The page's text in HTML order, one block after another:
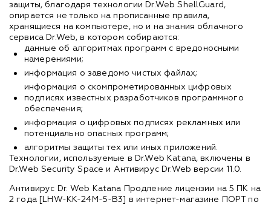
защиты, благодаря технологии Dr.Web ShellGuard,
опирается не только на прописанные правила,
хранящиеся на компьютере, но и на знания облачного
сервиса Dr.Web, в котором собираются:
данные об алгоритмах программ с вредоносными
намерениями;
информация о заведомо чистых файлах;
информация о скомпрометированных цифровых
подписях известных разработчиков программного
обеспечения;
информация о цифровых подписях рекламных или
потенциально опасных программ;
алгоритмы защиты тех или иных приложений.
Технологии, используемые в Dr.Web Katana, включены в
Dr.Web Security Space и Антивирус Dr.Web версии 11.0.
Антивирус Dr. Web Katana Продление лицензии на 5 ПК на
2 года [LHW-KK-24M-5-B3] в интернет-магазине ПОРТ по